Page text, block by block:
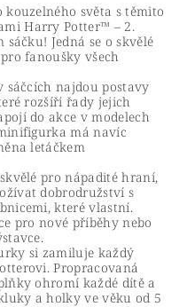
světa s těmito
Harry Potter™ – 2.
Jedná se o skvělé
fanoušky všech
sáčcích najdou postavy
rozšíří řady jejich
do akce v modelech
má navíc
letáčkem
pro nápadité hraní,
dobrodružství s
které vlastní.
pro nové příběhy nebo
si zamiluje každý
Propracovaná
ohromí každé dítě a
a holky ve věku od 5